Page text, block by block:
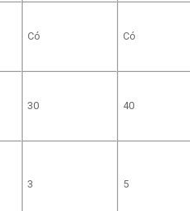
Có Có
30 40
3 5